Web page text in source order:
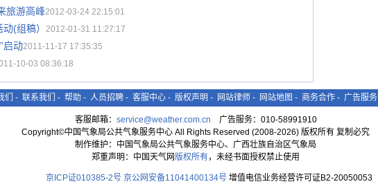
旅游高峰2012-03-24 22:15:01
(组稿） 2012-01-31 11:27:17
启动2011-11-17 17:35:35
10-03 08:36:18
们 - 联系我们 - 帮助 - 人员招聘 - 客服中心 - 版权声明 - 网站律师 - 网站地图 - 商务合作 - 广告服务
客服邮箱： service@weather.com.cn 广告服务：010-58991910
Copyright©中国气象局公共气象服务中心 All Rights Reserved (2008-2026) 版权所有 复制必究
制作维护：中国气象局公共气象服务中心、广西壮族自治区气象局
郑重声明：中国天气网版权所有，未经书面授权禁止使用
京ICP证010385-2号 京公网安备11041400134号增值电信业务经营许可证B2-20050053